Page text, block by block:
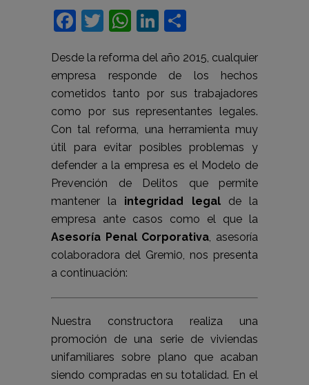
Facebook
Twitter
WhatsApp
LinkedIn
Desde la reforma del año 2015, cualquier
empresa responde de los hechos
cometidos tanto por sus trabajadores
como por sus representantes legales.
Con tal reforma, una herramienta muy
útil para evitar posibles problemas y
defender a la empresa es el Modelo de
Prevención de Delitos que permite
mantener la integridad legalde la
empresa ante casos como el que la
Asesoría Penal Corporativa, asesoría
colaboradora del Gremi0, nos presenta
a continuación:
Nuestra constructora realiza una
promoción de una serie de viviendas
unifamiliares sobre plano que acaban
siendo compradas en su totalidad. En el